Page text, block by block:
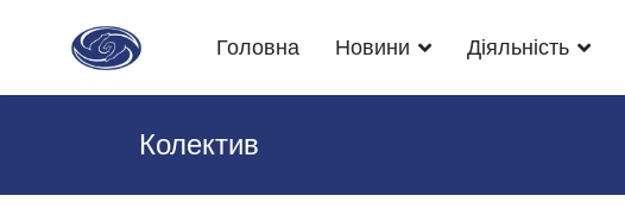
Головна Новини Діяльність
Колектив